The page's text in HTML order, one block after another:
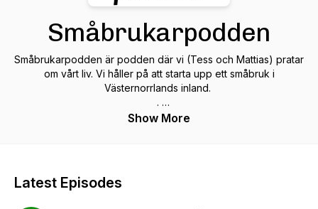
Småbrukarpodden
Småbrukarpodden är podden där vi (Tess och Mattias) pratar
om vårt liv. Vi håller på att starta upp ett småbruk i
Västernorrlands inland.
.
Vårt mål är att leva så självförsörjande som möjligt med fokus
We are starting up a homestead in the north of Sweden.
Show More
Latest Episodes